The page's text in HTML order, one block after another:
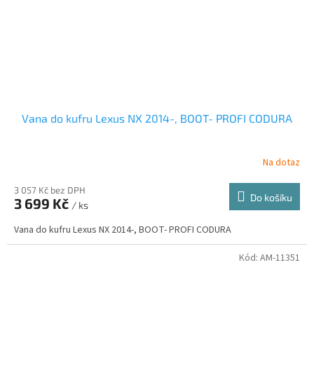
Vana do kufru Lexus NX 2014-, BOOT- PROFI CODURA
Na dotaz
3 057 Kč bez DPH
3 699 Kč / ks
Do košíku
Vana do kufru Lexus NX 2014-, BOOT- PROFI CODURA
Kód: AM-11351